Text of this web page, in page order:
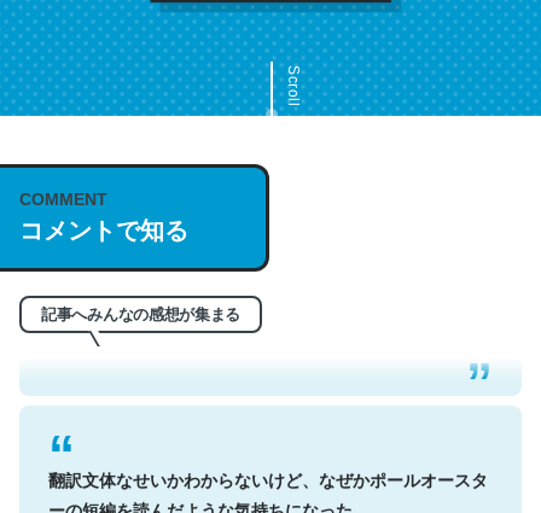
Scroll
COMMENT
コメントで知る
記事へみんなの感想が集まる
これは名文。彼はとてもクレバーなんだろうなと凄く思
─今のこの状況が信じられるかい？ by ラーズ・ヌートバー
翻訳文体なせいかわからないけど、なぜかポールオースタ
ーの短編を読んだような気持ちになった